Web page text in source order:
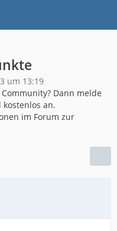
um 13:19
Dann melde
an.
im Forum zur